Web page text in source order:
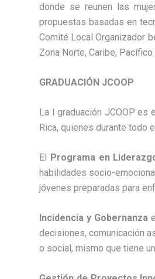
donde se reunen las
propuestas basadas en
Comité Local Organizador
Zona Norte, Caribe, Pacífico
GRADUACIÓN JCOOP
La I graduación JCOOP
Rica, quienes durante todo
El Programa en
habilidades socio-
jóvenes preparadas para
Incidencia y Gobernanza
decisiones, comunicación
o social, mismo que tiene